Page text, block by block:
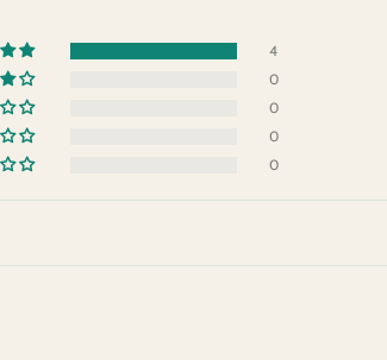
4
0
0
0
0